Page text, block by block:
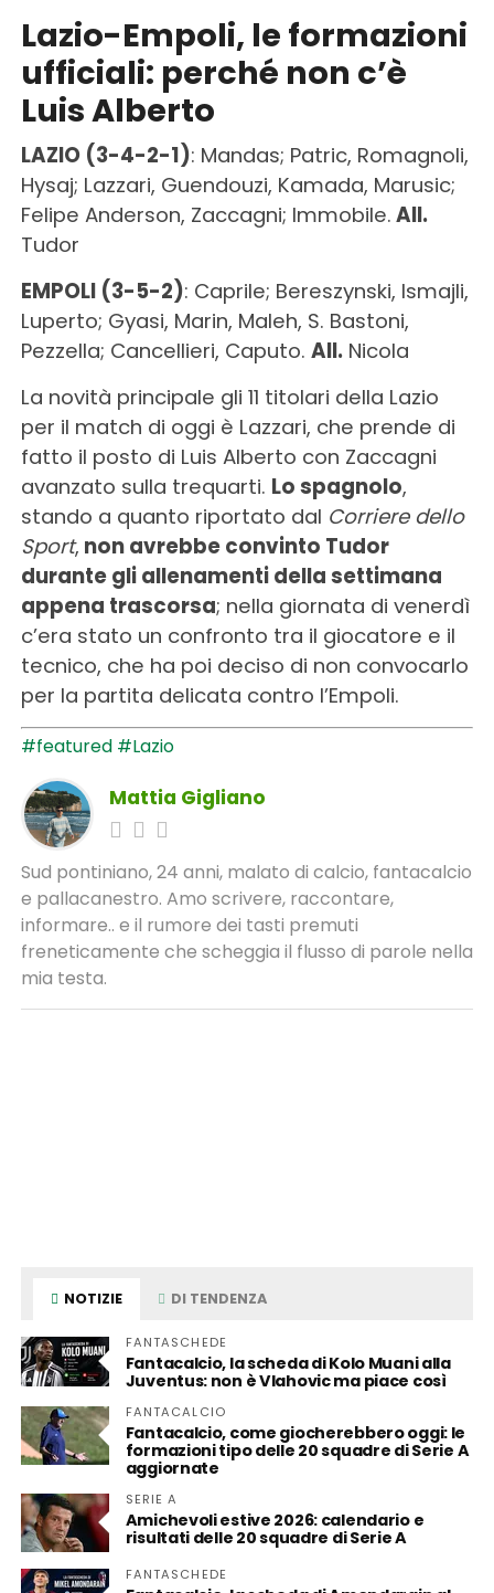
Lazio-Empoli, le formazioni
ufficiali: perché non c’è
Luis Alberto
LAZIO (3-4-2-1): Mandas; Patric, Romagnoli,
Hysaj; Lazzari, Guendouzi, Kamada, Marusic;
Felipe Anderson, Zaccagni; Immobile. All.
Tudor
EMPOLI (3-5-2): Caprile; Bereszynski, Ismajli,
Luperto; Gyasi, Marin, Maleh, S. Bastoni,
Pezzella; Cancellieri, Caputo. All. Nicola
La novità principale gli 11 titolari della Lazio
per il match di oggi è Lazzari, che prende di
fatto il posto di Luis Alberto con Zaccagni
avanzato sulla trequarti. Lo spagnolo,
stando a quanto riportato dal Corriere dello
Sport, non avrebbe convinto Tudor
durante gli allenamenti della settimana
appena trascorsa; nella giornata di venerdì
c’era stato un confronto tra il giocatore e il
tecnico, che ha poi deciso di non convocarlo
per la partita delicata contro l’Empoli.
#featured #Lazio
Mattia Gigliano
Sud pontiniano, 24 anni, malato di calcio, fantacalcio
e pallacanestro. Amo scrivere, raccontare,
informare.. e il rumore dei tasti premuti
freneticamente che scheggia il flusso di parole nella
mia testa.
NOTIZIE DI TENDENZA
FANTASCHEDE
Fantacalcio, la scheda di Kolo Muani alla
Juventus: non è Vlahovic ma piace così
FANTACALCIO
Fantacalcio, come giocherebbero oggi: le
formazioni tipo delle 20 squadre di Serie A
aggiornate
SERIE A
Amichevoli estive 2026: calendario e
risultati delle 20 squadre di Serie A
FANTASCHEDE